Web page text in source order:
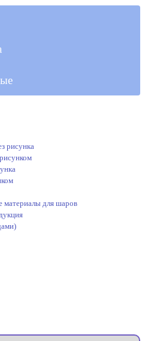
рисунка
материалы для шаров